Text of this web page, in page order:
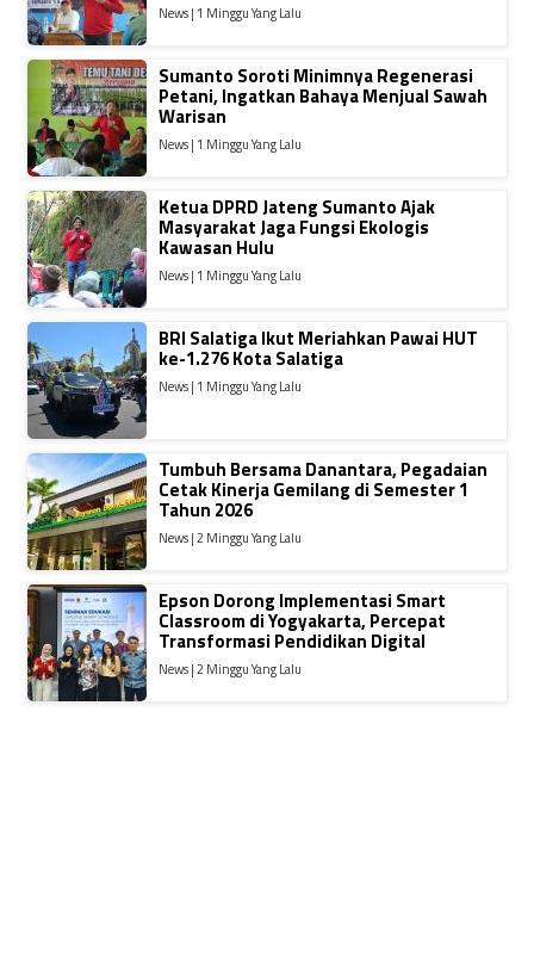
News | 1 Minggu Yang Lalu
Sumanto Soroti Minimnya Regenerasi
Petani, Ingatkan Bahaya Menjual Sawah
Warisan
News | 1 Minggu Yang Lalu
Ketua DPRD Jateng Sumanto Ajak
Masyarakat Jaga Fungsi Ekologis
Kawasan Hulu
News | 1 Minggu Yang Lalu
BRI Salatiga Ikut Meriahkan Pawai HUT
ke-1.276 Kota Salatiga
News | 1 Minggu Yang Lalu
Tumbuh Bersama Danantara, Pegadaian
Cetak Kinerja Gemilang di Semester 1
Tahun 2026
News | 2 Minggu Yang Lalu
Epson Dorong Implementasi Smart
Classroom di Yogyakarta, Percepat
Transformasi Pendidikan Digital
News | 2 Minggu Yang Lalu